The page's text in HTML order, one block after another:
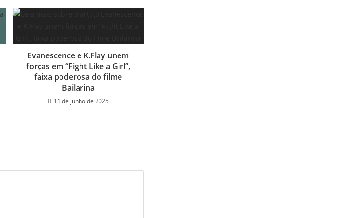
Evanescence e K.Flay unem
forças em “Fight Like a Girl”,
faixa poderosa do filme
Bailarina
11 de junho de 2025